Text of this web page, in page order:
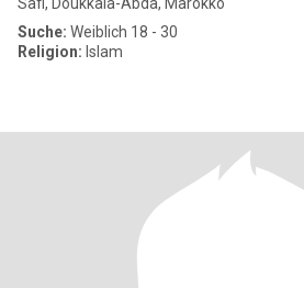
Suche: Weiblich 18 - 30
Religion: Islam